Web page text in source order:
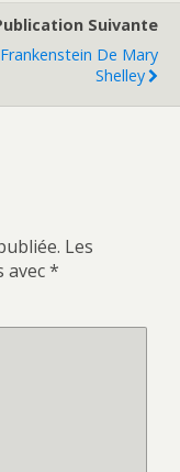
Suivante
De Mary
Shelley
Les
avec*